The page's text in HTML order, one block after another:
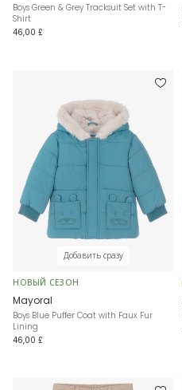
Boys Green & Grey Tracksuit Set with T-
Shirt
46,00 £
Добавить сразу
НОВЫЙ СЕЗОН
Mayoral
Boys Blue Puffer Coat with Faux Fur
Lining
46,00 £